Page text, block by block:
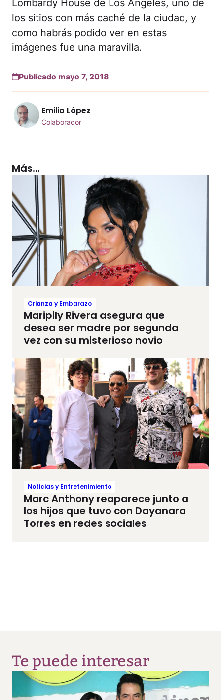
Lombardy House de Los Ángeles, uno de
los sitios con más caché de la ciudad, y
como habrás podido ver en estas
imágenes fue una maravilla.
Publicado mayo 7, 2018
Emilio López
Colaborador
Más...
Crianza y Embarazo
Maripily Rivera asegura que
desea ser madre por segunda
vez con su misterioso novio
Noticias y Entretenimiento
Marc Anthony reaparece junto a
los hijos que tuvo con Dayanara
Torres en redes sociales
Te puede interesar